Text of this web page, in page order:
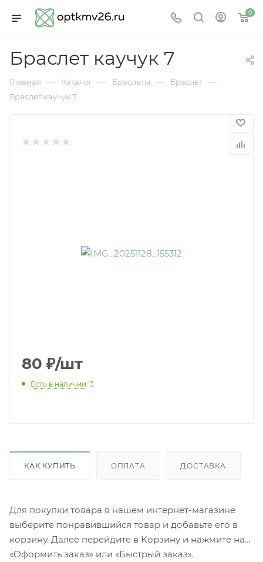
0
Браслет каучук 7
Главная — Каталог — Браслеты — Браслет —
Браслет каучук 7
80 ₽/шт
Есть в наличии: 3
КАК КУПИТЬ ОПЛАТА ДОСТАВКА
Для покупки товара в нашем интернет-магазине
выберите понравившийся товар и добавьте его в
корзину. Далее перейдите в Корзину и нажмите на
«Оформить заказ» или «Быстрый заказ».